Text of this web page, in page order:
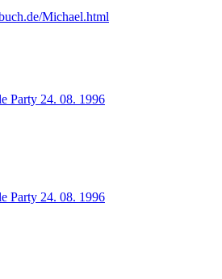
Michael.html
Party 24. 08. 1996
Party 24. 08. 1996